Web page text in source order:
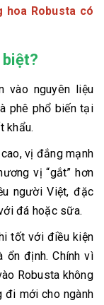
hoa Robusta có
vào nguyên liệu
phê phổ biến tại
khẩu.
vị đắng mạnh
vị “gắt” hơn
người Việt, đặc
đá hoặc sữa.
tốt với điều kiện
ổn định. Chính vì
Robusta không
đi mới cho ngành